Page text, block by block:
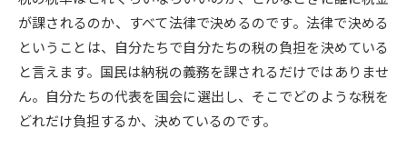
来場型・Web型イベント特集 夢ナビライブ
受験準備 資料検索
が課されるのか、すべて法律で決めるのです。法律で決める
ということは、自分たちで自分たちの税の負担を決めている
と言えます。国民は納税の義務を課されるだけではありませ
ん。自分たちの代表を国会に選出し、そこでどのような税を
どれだけ負担するか、決めているのです。